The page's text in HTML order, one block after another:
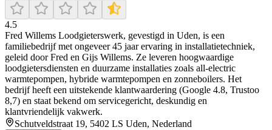
4.5
Fred Willems Loodgieterswerk, gevestigd in Uden, is een
familiebedrijf met ongeveer 45 jaar ervaring in installatietechniek,
geleid door Fred en Gijs Willems. Ze leveren hoogwaardige
loodgietersdiensten en duurzame installaties zoals all-electric
warmtepompen, hybride warmtepompen en zonneboilers. Het
bedrijf heeft een uitstekende klantwaardering (Google 4.8, Trustoo
8,7) en staat bekend om servicegericht, deskundig en
klantvriendelijk vakwerk.
Schutveldstraat 19, 5402 LS Uden, Nederland